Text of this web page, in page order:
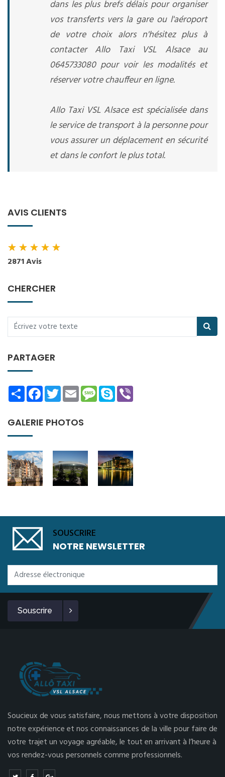
dans les plus brefs délais pour organiser
vos transferts vers la gare ou l'aéroport
de votre choix alors n'hésitez plus à
contacter Allo Taxi VSL Alsace au
0645733080 pour voir les modalités et
réserver votre chauffeur en ligne.
Allo Taxi VSL Alsace est spécialisée dans
le service de transport à la personne pour
vous assurer un déplacement en sécurité
et dans le confort le plus total.
AVIS CLIENTS
★★★★★
2871 Avis
CHERCHER
PARTAGER
ShareFacebookTwitterEmailMessage
Skype
GALERIE PHOTOS
SOUSCRIRE
NOTRE NEWSLETTER
Souscrire
Soucieux de vous satisfaire, nous mettons à votre disposition
notre expérience et nos connaissances de la ville pour faire de
votre trajet un voyage agréable, le tout en arrivant à l’heure à
vos rendez-vous personnels comme professionnels.